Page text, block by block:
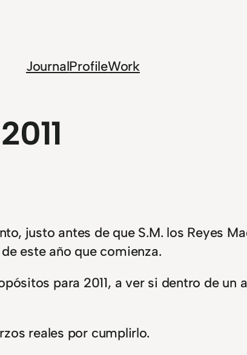
JournalProfileWork
justo antes de que S.M. los Reyes
este año que comienza.
para 2011, a ver si dentro de un
reales por cumplirlo.